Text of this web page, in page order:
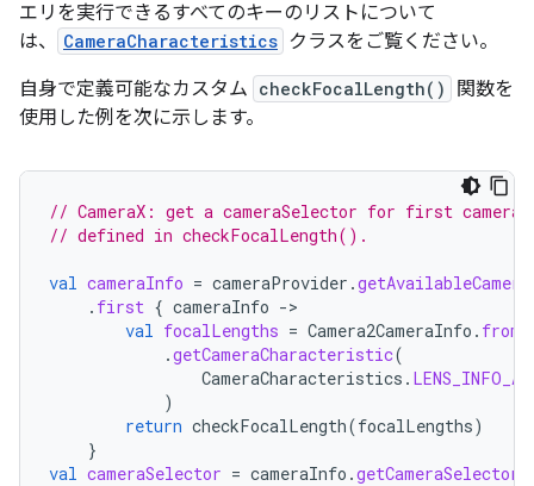
エリを実行できるすべてのキーのリストについて
は、
CameraCharacteristics クラスをご覧ください。
自身で定義可能なカスタム checkFocalLength()
関数を
使用した例を次に示します。
// CameraX: get a cameraSelector for first
// defined in checkFocalLength().
val cameraInfo = cameraProvider .
. first { cameraInfo ->
val focalLengths = Camera2CameraInfo . from
.getCameraCharacteristic(
CameraCharacteristics .
)
return checkFocalLength(focalLengths)
}
val cameraSelector = cameraInfo .getCameraSelector